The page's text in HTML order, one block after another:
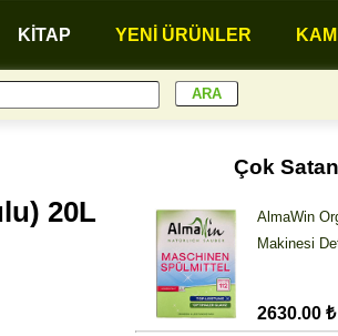
KİTAP YENİ ÜRÜNLER
20L
Çok
AlmaWin
Makinesi
2630.00 ₺